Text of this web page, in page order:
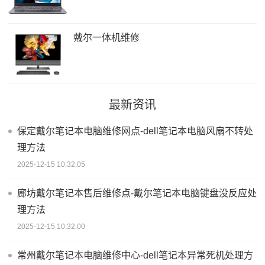
戴尔一体机维修
最新资讯
保定戴尔笔记本电脑维修网点-dell笔记本电脑风扇不转处
理方法
2025-12-15 10:32:05
廊坊戴尔笔记本售后维修点-戴尔笔记本电脑键盘没反应处
理方法
2025-12-15 10:32:00
常州戴尔笔记本电脑维修中心-dell笔记本异常死机处理方